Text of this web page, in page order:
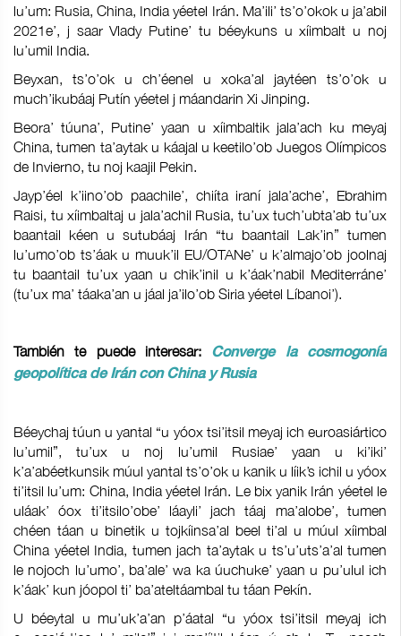
lu’um: Rusia, China, India yéetel Irán. Ma’ili’ ts’o’okok u ja’abil
2021e’, j saar Vlady Putine’ tu béeykuns u xíimbalt u noj
lu’umil India.
Beyxan, ts’o’ok u ch’éenel u xoka’al jaytéen ts’o’ok u
much’ikubáaj Putín yéetel j máandarin Xi Jinping.
Beora’ túuna’, Putine’ yaan u xíimbaltik jala’ach ku meyaj
China, tumen ta’aytak u káajal u keetilo’ob Juegos Olímpicos
de Invierno, tu noj kaajil Pekin.
Jayp’éel k’iino’ob paachile’, chiíta iraní jala’ache’, Ebrahim
Raisi, tu xíimbaltaj u jala’achil Rusia, tu’ux tuch’ubta’ab tu’ux
baantail kéen u sutubáaj Irán “tu baantail Lak’in” tumen
lu’umo’ob ts’áak u muuk’il EU/OTANe’ u k’almajo’ob joolnaj
tu baantail tu’ux yaan u chik’inil u k’áak’nabil Mediterráne’
(tu’ux ma’ táaka’an u jáal ja’ilo’ob Siria yéetel Líbanoi’).
También te puede interesar: Converge la cosmogonía
geopolítica de Irán con China y Rusia
Béeychaj túun u yantal “u yóox tsi’itsil meyaj ich euroasiártico
lu’umil”, tu’ux u noj lu’umil Rusiae’ yaan u ki’iki’
k’a’abéetkunsik múul yantal ts’o’ok u kanik u líik’s ichil u yóox
ti’itsil lu’um: China, India yéetel Irán. Le bix yanik Irán yéetel le
uláak’ óox ti’itsilo’obe’ láayli’ jach táaj ma’alobe’, tumen
chéen táan u binetik u tojkíinsa’al beel ti’al u múul xíimbal
China yéetel India, tumen jach ta’aytak u ts’u’uts’a’al tumen
le nojoch lu’umo’, ba’ale’ wa ka úuchuke’ yaan u pu’ulul ich
k’áak’ kun jóopol ti’ ba’ateltáambal tu táan Pekín.
U béeytal u mu’uk’a’an p’áatal “u yóox tsi’itsil meyaj ich